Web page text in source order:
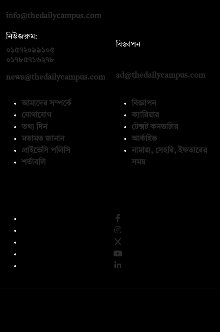
info@thedailycampus.com
নিউজরুম:
০১৫৭২০৯৯১০৫
০১৭৮৫৭১৬২৭৮
news@thedailycampus.com
বিজ্ঞাপন
ad@thedailycampus.com
আমাদের সম্পর্কে
যোগাযোগ
তথ্য দিন
মতামত জানান
প্রাইভেসি পলিসি
শর্তাবলি
বিজ্ঞাপন
ক্যারিয়ার
টেক্সট কনভার্টার
আর্কাইভ
নামাজ, সেহরি, ইফতারের
সময়